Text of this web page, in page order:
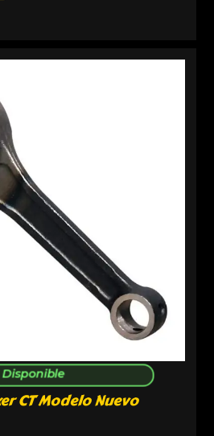
Disponible
CT Modelo Nuevo